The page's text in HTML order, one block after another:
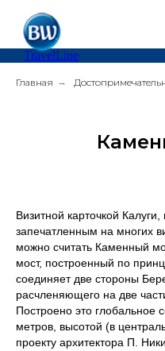
TravelLine
Главная →
Визитной карточкой
запечатленным на многих
можно считать Каменный
мост, построенный по
соединяет две стороны
расчленяющего на две
Построено это глобальное
метров, высотой (в
проекту архитектора П.